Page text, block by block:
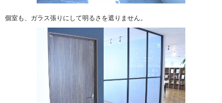
個室も、ガラス張りにして明るさを遮りません。